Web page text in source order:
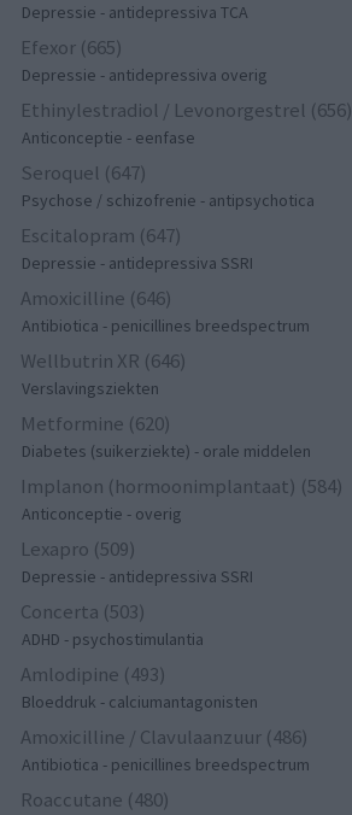
Depressie - antidepressiva TCA
Efexor (665)
Depressie - antidepressiva overig
Ethinylestradiol / Levonorgestrel (656)
Anticonceptie - eenfase
Seroquel (647)
Psychose / schizofrenie - antipsychotica
Escitalopram (647)
Depressie - antidepressiva SSRI
Amoxicilline (646)
Antibiotica - penicillines breedspectrum
Wellbutrin XR (646)
Verslavingsziekten
Metformine (620)
Diabetes (suikerziekte) - orale middelen
Implanon (hormoonimplantaat) (584)
Anticonceptie - overig
Lexapro (509)
Depressie - antidepressiva SSRI
Concerta (503)
ADHD - psychostimulantia
Amlodipine (493)
Bloeddruk - calciumantagonisten
Amoxicilline / Clavulaanzuur (486)
Antibiotica - penicillines breedspectrum
Roaccutane (480)